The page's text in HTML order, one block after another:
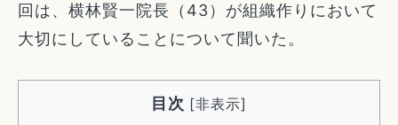
回は、横林賢一院長（43）が組織作りにおいて
大切にしていることについて聞いた。
目次 [非表示]